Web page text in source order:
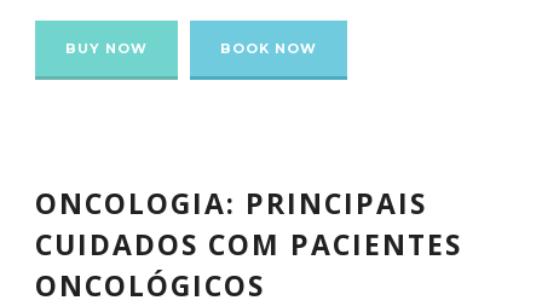
BUY NOW BOOK NOW
ONCOLOGIA: PRINCIPAIS
CUIDADOS COM PACIENTES
ONCOLÓGICOS